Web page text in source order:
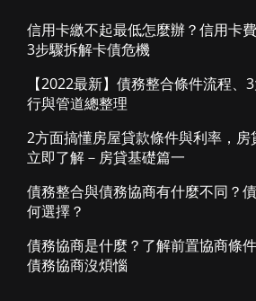
信用卡繳不起最低怎麼辦？信用卡
3步驟拆解卡債危機
【2022最新】債務整合條件流程、
行與管道總整理
2方面搞懂房屋貸款條件與利率，
立即了解－房貸基礎篇一
債務整合與債務協商有什麼不同？
何選擇？
債務協商是什麼？了解前置協商條
債務協商沒煩惱